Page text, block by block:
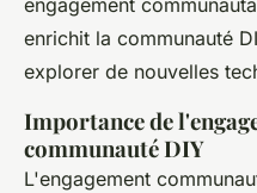
engagement
enrichit la communauté
explorer de nouvelles
Importance de
communauté DIY
L'engagement